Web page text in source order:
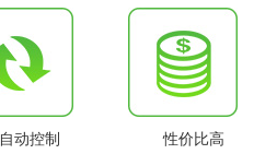
自动控制 性价比高